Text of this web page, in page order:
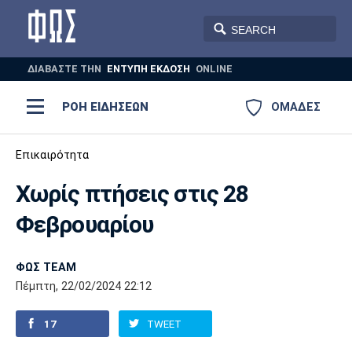
ΔΙΑΒΑΣΤΕ THN ΕΝΤΥΠΗ ΕΚΔΟΣΗ ONLINE
ΟΜΑΔΕΣ
ΡΟΗ ΕΙΔΗΣΕΩΝ
ΠΟΔΟΣΦΑΙΡΟ
ΒΟΛΕΪ ΠΟΛΟ ΣΠΟΡ
AUTO-MOTO
Ποδόσφαιρο
Super League 1
Super League 2
Γ Εθνική
Ελλάδα
Μπάσκετ
Ελλάδα
Εθνική
EuroLeague
Ολυμπιακοί Αγώνες
Βόλεϊ
Πόλο
Ολυμπιακός
Παναθηναϊκός Ατρόμητος
Επικαιρότητα
Χωρίς πτήσεις στις 28
Φεβρουαρίου
ΦΩΣ TEAM
Πέμπτη, 22/02/2024 22:12
17 TWEET